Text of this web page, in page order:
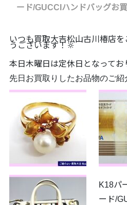
ード/GUCCIハンドバッグお
いつも買取大吉松山古川椿店
うございます！🔆
本日木曜日は定休日となってお
先日お買取りしたお品物のご紹
K18パ
ード/